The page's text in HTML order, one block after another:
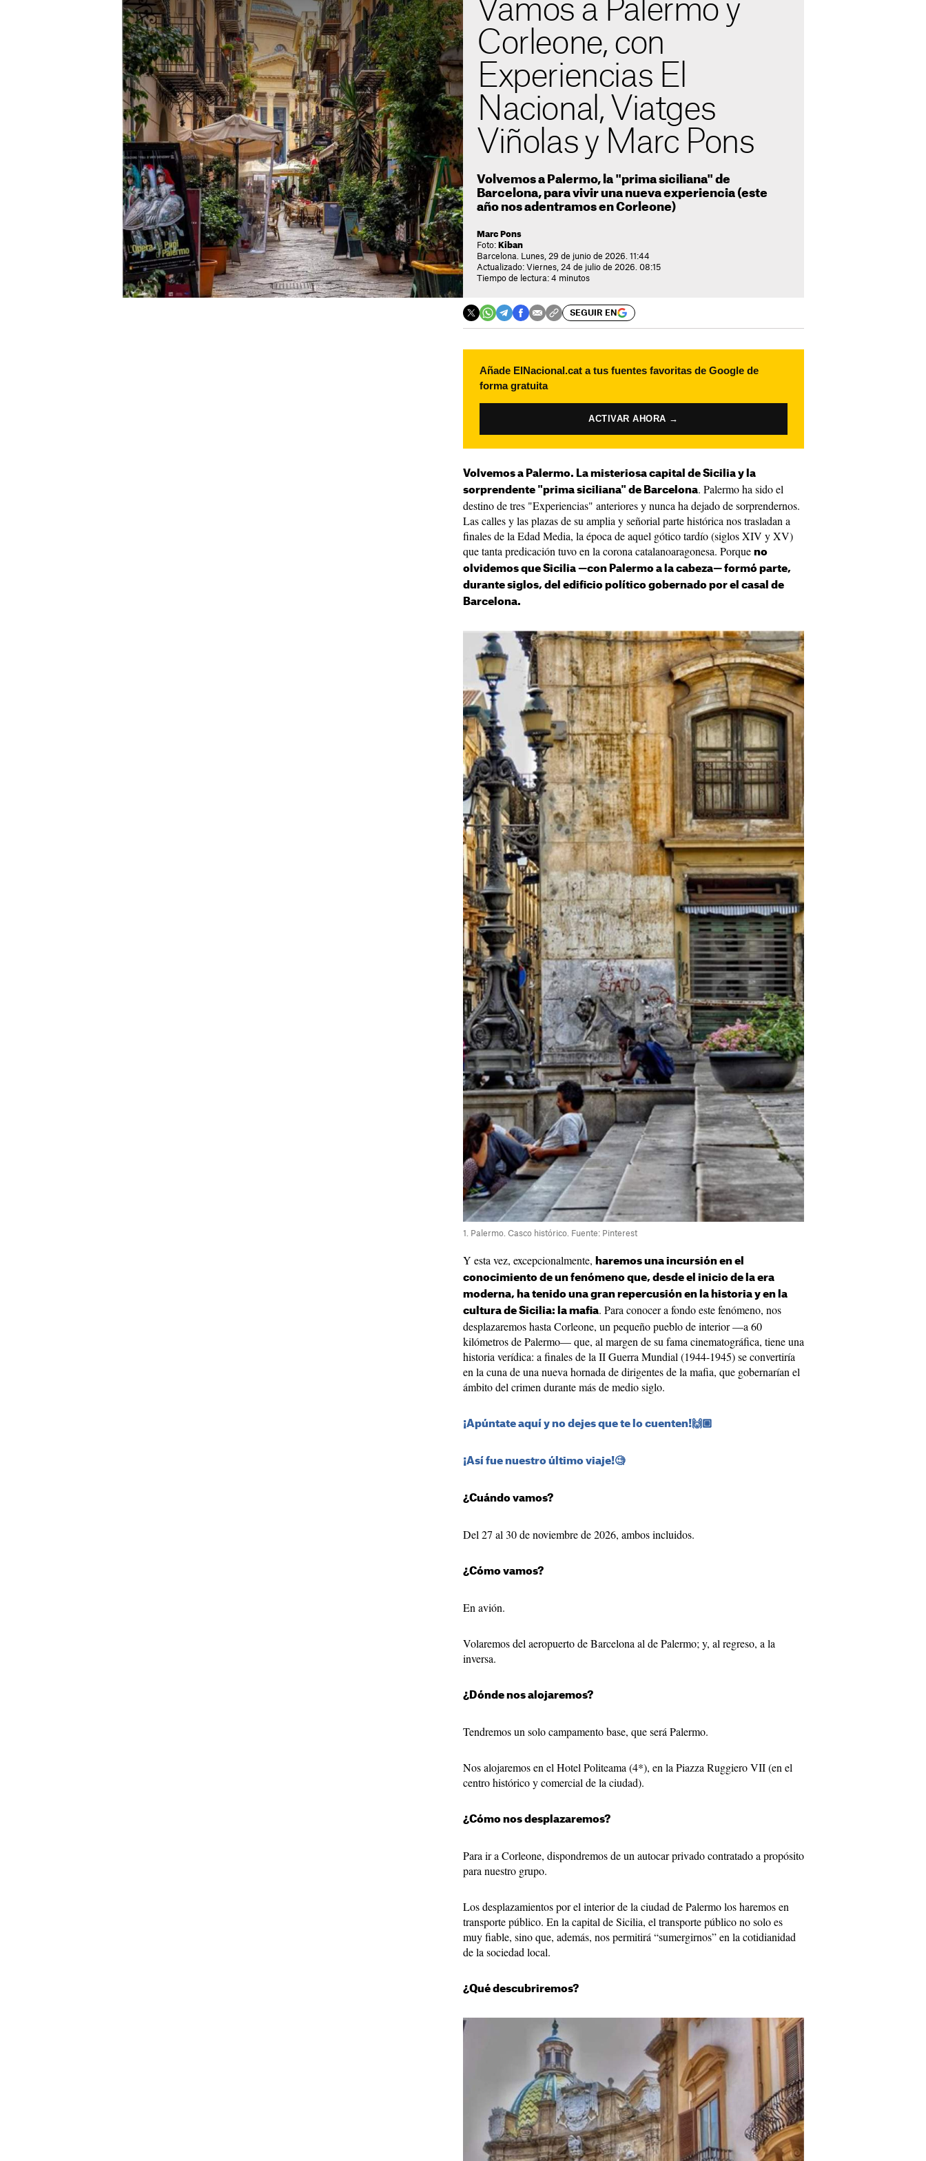
Vamos a Palermo y
Corleone, con
Experiencias El
Nacional, Viatges
Viñolas y Marc Pons
Volvemos a Palermo, la "prima siciliana" de
Barcelona, para vivir una nueva experiencia (este
año nos adentramos en Corleone)
Marc Pons
Foto: Kiban
Barcelona. Lunes, 29 de junio de 2026. 11:44
Actualizado: Viernes, 24 de julio de 2026. 08:15
Tiempo de lectura: 4 minutos
SEGUIR EN
Añade ElNacional.cat a tus fuentes favoritas de Google de
forma gratuita
ACTIVAR AHORA →
Volvemos a Palermo. La misteriosa capital de Sicilia y la
sorprendente "prima siciliana" de Barcelona. Palermo ha sido el
destino de tres "Experiencias" anteriores y nunca ha dejado de sorprendernos.
Las calles y las plazas de su amplia y señorial parte histórica nos trasladan a
finales de la Edad Media, la época de aquel gótico tardío (siglos XIV y XV)
que tanta predicación tuvo en la corona catalanoaragonesa. Porque no
olvidemos que Sicilia —con Palermo a la cabeza— formó parte,
durante siglos, del edificio político gobernado por el casal de
Barcelona.
1. Palermo. Casco histórico. Fuente: Pinterest
Y esta vez, excepcionalmente, haremos una incursión en el
conocimiento de un fenómeno que, desde el inicio de la era
moderna, ha tenido una gran repercusión en la historia y en la
cultura de Sicilia: la mafia. Para conocer a fondo este fenómeno, nos
desplazaremos hasta Corleone, un pequeño pueblo de interior —a 60
kilómetros de Palermo— que, al margen de su fama cinematográfica, tiene una
historia verídica: a finales de la II Guerra Mundial (1944-1945) se convertiría
en la cuna de una nueva hornada de dirigentes de la mafia, que gobernarían el
ámbito del crimen durante más de medio siglo.
¡Apúntate aquí y no dejes que te lo cuenten!🙌🏼
¡Así fue nuestro último viaje!🧐​
¿Cuándo vamos?
Del 27 al 30 de noviembre de 2026, ambos incluidos.
¿Cómo vamos?
En avión.
Volaremos del aeropuerto de Barcelona al de Palermo; y, al regreso, a la
inversa.
¿Dónde nos alojaremos?
Tendremos un solo campamento base, que será Palermo.
Nos alojaremos en el Hotel Politeama (4*), en la Piazza Ruggiero VII (en el
centro histórico y comercial de la ciudad).
¿Cómo nos desplazaremos?
Para ir a Corleone, dispondremos de un autocar privado contratado a propósito
para nuestro grupo.
Los desplazamientos por el interior de la ciudad de Palermo los haremos en
transporte público. En la capital de Sicilia, el transporte público no solo es
muy fiable, sino que, además, nos permitirá “sumergirnos” en la cotidianidad
de la sociedad local.
¿Qué descubriremos?